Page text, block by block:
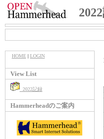
HOME| LOGIN
View List
2022記録
Hammerheadのご案内